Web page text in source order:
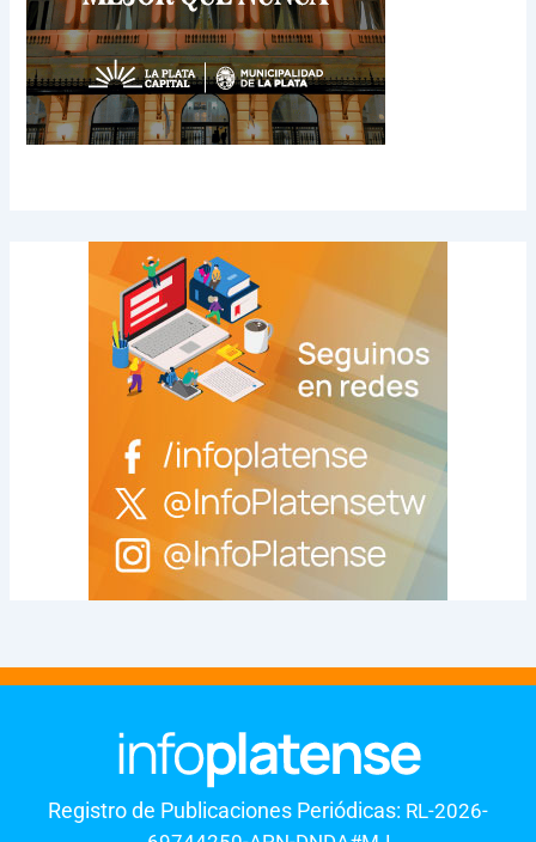
Registro de Publicaciones Periódicas: RL-2026-